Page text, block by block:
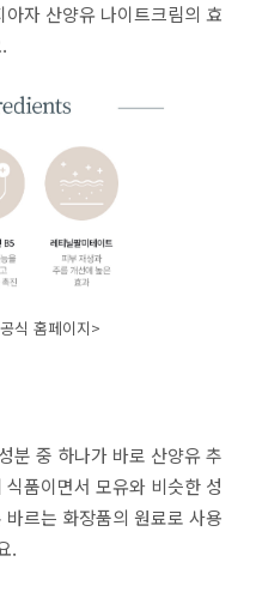
자 산양유 나이트크림의 효
식 홈페이지>
분 중 하나가 바로 산양유 추
품이면서 모유와 비슷한 성
르는 화장품의 원료로 사용
.